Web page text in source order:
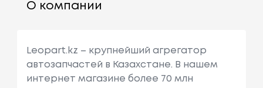
О компании
Leopart.kz – крупнейший агрегатор
автозапчастей в Казахстане. В нашем
интернет магазине более 70 млн